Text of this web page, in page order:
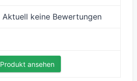
Aktuell keine Bewertungen
Produkt ansehen